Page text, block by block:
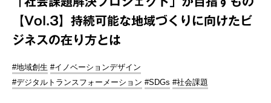
【Vol.3】持続可能な地域づくりに向けたビ
ジネスの在り方とは
#地域創生 #イノベーションデザイン
#デジタルトランスフォーメーション #SDGs #社会課題